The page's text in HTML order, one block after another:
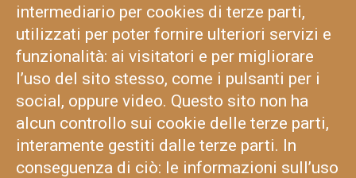
intermediario per cookies di terze parti,
utilizzati per poter fornire ulteriori servizi e
funzionalità: ai visitatori e per migliorare
l’uso del sito stesso, come i pulsanti per i
social, oppure video. Questo sito non ha
alcun controllo sui cookie delle terze parti,
interamente gestiti dalle terze parti. In
conseguenza di ciò: le informazioni sull’uso